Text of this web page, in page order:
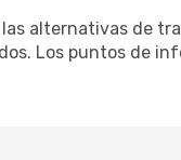
alternativas de
Los puntos de